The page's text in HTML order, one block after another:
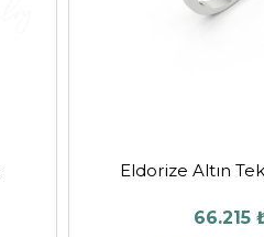
Eldorize Altın
66.215